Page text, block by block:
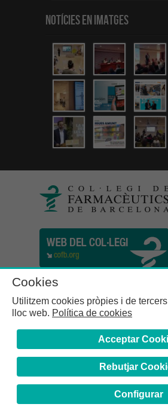
Notícies en Imatges
Col·legi de Farmacèutics de la
Girona, n° 64-66 - 08009 Barcelona |
Cookies
Utilitzem cookies pròpies i de
lloc web. Política de cookies
Acceptar
Rebutjar
Configurar